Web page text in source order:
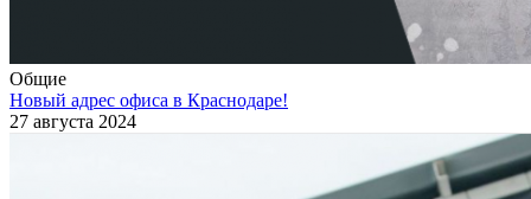
Общие
Новый адрес офиса в Краснодаре!
27 августа 2024